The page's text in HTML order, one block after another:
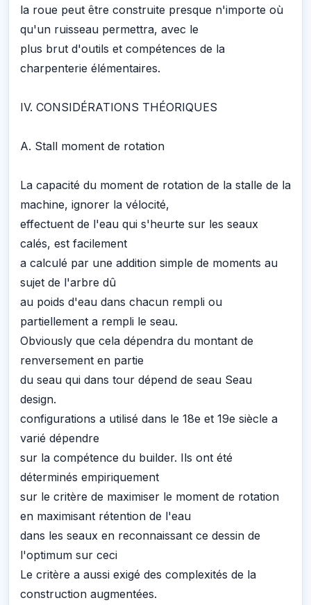
la roue peut être construite presque n'importe où
qu'un ruisseau permettra, avec le
plus brut d'outils et compétences de la
charpenterie élémentaires.
IV. CONSIDÉRATIONS THÉORIQUES
A. Stall moment de rotation
La capacité du moment de rotation de la stalle de la
machine, ignorer la vélocité,
effectuent de l'eau qui s'heurte sur les seaux
calés, est facilement
a calculé par une addition simple de moments au
sujet de l'arbre dû
au poids d'eau dans chacun rempli ou
partiellement a rempli le seau.
Obviously que cela dépendra du montant de
renversement en partie
du seau qui dans tour dépend de seau Seau
design.
configurations a utilisé dans le 18e et 19e siècle a
varié dépendre
sur la compétence du builder. Ils ont été
déterminés empiriquement
sur le critère de maximiser le moment de rotation
en maximisant rétention de l'eau
dans les seaux en reconnaissant ce dessin de
l'optimum sur ceci
Le critère a aussi exigé des complexités de la
construction augmentées.